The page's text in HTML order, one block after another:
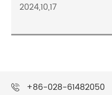
2024,10,17
+86-028-61482050